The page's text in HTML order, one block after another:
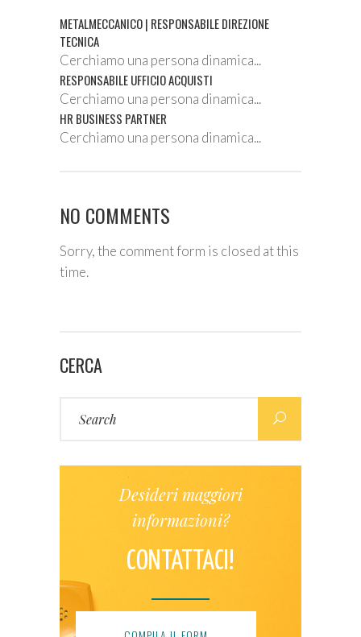
METALMECCANICO | RESPONSABILE DIREZIONE
TECNICA
Cerchiamo una persona dinamica...
RESPONSABILE UFFICIO ACQUISTI
Cerchiamo una persona dinamica...
HR BUSINESS PARTNER
Cerchiamo una persona dinamica...
NO COMMENTS
Sorry, the comment form is closed at this
time.
CERCA
for:
Desideri maggiori
informazioni?
CONTATTACI!